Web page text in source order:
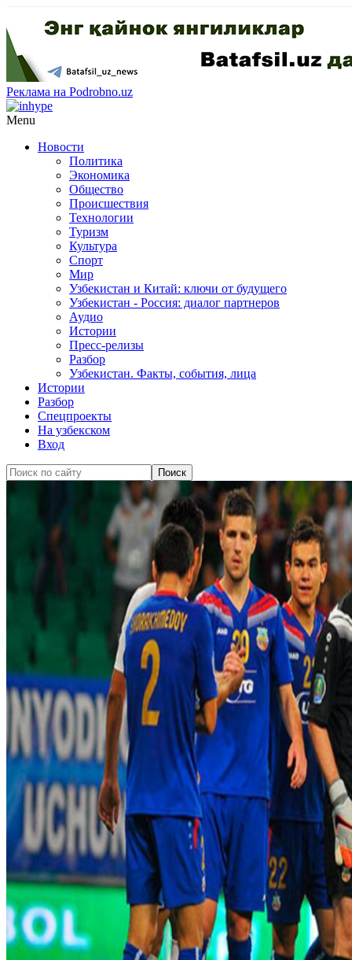
Реклама на Podrobno.uz
Menu
Новости
Политика
Экономика
Общество
Происшествия
Технологии
Туризм
Культура
Спорт
Мир
Узбекистан и Китай: ключи от будущего
Узбекистан - Россия: диалог партнеров
Аудио
Истории
Пресс-релизы
Разбор
Узбекистан. Факты, события, лица
Истории
Разбор
Спецпроекты
На узбекском
Вход